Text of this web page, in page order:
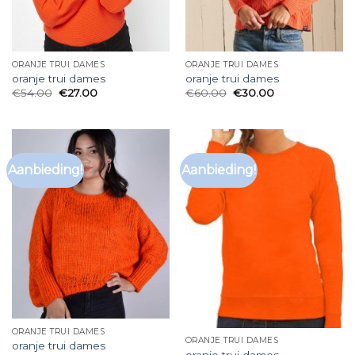
ORANJE TRUI DAMES
oranje trui dames
€54.00 €27.00
ORANJE TRUI DAMES
oranje trui dames
€60.00 €30.00
Aanbieding!
ORANJE TRUI DAMES
oranje trui dames
Aanbieding!
ORANJE TRUI DAMES